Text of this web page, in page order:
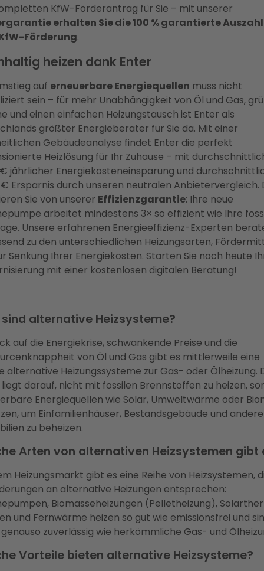
KfW-Förderantrag für Sie – mit unserer
erhalten Sie die 100 % garantierte
Förderung.
heizen dank Enter
auf erneuerbare Energiequellen muss nicht
sein – für mehr Unabhängigkeit von Öl und Gas,
und einen einfachen Heizungstausch ist Enter als
größter Energieberater für Sie da. Mit einer
Gebäudeanalyse findet Enter die perfekt
Heizlösung für Ihr Zuhause – mit
jährlicher Energiekosteneinsparung und
Ersparnis durch unseren neutralen Anbietervergleich.
Sie von unserer Effizienzgarantie: Ihre neue
arbeitet mindestens 3× so effizient wie Ihre
Unsere erfahrenen Energieeffizienz-Experten
zu den unterschiedlichen Heizungsarten,
Senkung Ihrer Energiekosten. Starten Sie noch heute
mit einer kostenlosen digitalen Beratung!
alternative Heizsysteme?
auf die Energiekrise, schwankende Preise und die
von Öl und Gas gibt es mittlerweile eine
alternative Heizungssysteme zur Gas- oder Ölheizung.
liegt darauf, nicht mit fossilen Brennstoffen zu heizen,
Energiequellen wie Solar, Umweltwärme oder
um Einfamilienhäuser, Bestandsgebäude und andere
zu beheizen.
Arten von alternativen Heizsystemen gibt
Heizungsmarkt gibt es eine Reihe von Heizsystemen,
an alternative Heizungen entsprechen:
Biomasseheizungen (Pelletheizung),
und Fernwärme heizen so gut wie emissionsfrei und
zuverlässig wie herkömmliche Gas- und
Vorteile bieten alternative Heizsysteme?